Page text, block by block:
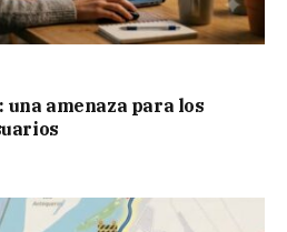
amenaza para los